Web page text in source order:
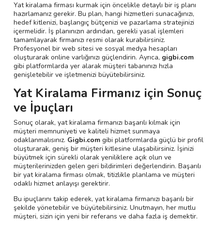
Yat kiralama firması kurmak için öncelikle detaylı bir iş planı
hazırlamanız gerekir. Bu plan, hangi hizmetleri sunacağınızı,
hedef kitlenizi, başlangıç bütçenizi ve pazarlama stratejinizi
içermelidir. İş planınızın ardından, gerekli yasal işlemleri
tamamlayarak firmanızı resmi olarak kurabilirsiniz.
Profesyonel bir web sitesi ve sosyal medya hesapları
oluşturarak online varlığınızı güçlendirin. Ayrıca, gigbi.com
gibi platformlarda yer alarak müşteri tabanınızı hızla
genişletebilir ve işletmenizi büyütebilirsiniz.
Yat Kiralama Firmanız için Sonuç
ve İpuçları
Sonuç olarak, yat kiralama firmanızı başarılı kılmak için
müşteri memnuniyeti ve kaliteli hizmet sunmaya
odaklanmalısınız. Gigbi.com gibi platformlarda güçlü bir profil
oluşturarak, geniş bir müşteri kitlesine ulaşabilirsiniz. İşinizi
büyütmek için sürekli olarak yeniliklere açık olun ve
müşterilerinizden gelen geri bildirimleri değerlendirin. Başarılı
bir yat kiralama firması olmak, titizlikle planlama ve müşteri
odaklı hizmet anlayışı gerektirir.
Bu ipuçlarını takip ederek, yat kiralama firmanızı başarılı bir
şekilde yönetebilir ve büyütebilirsiniz. Unutmayın, her mutlu
müşteri, sizin için yeni bir referans ve daha fazla iş demektir.